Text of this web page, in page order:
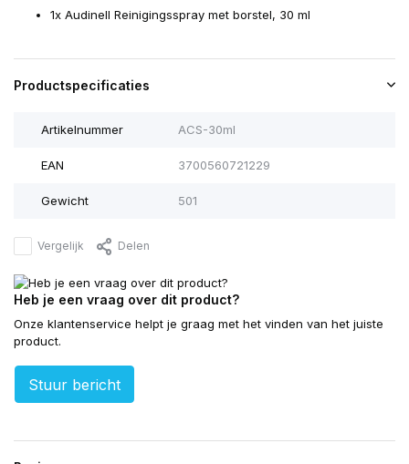
1x Audinell Reinigingsspray met borstel, 30 ml
Productspecificaties
Artikelnummer ACS-30ml
EAN 3700560721229
Gewicht 501
Vergelijk Delen
Heb je een vraag over dit product?
Onze klantenservice helpt je graag met het vinden van het juiste
product.
Stuur bericht